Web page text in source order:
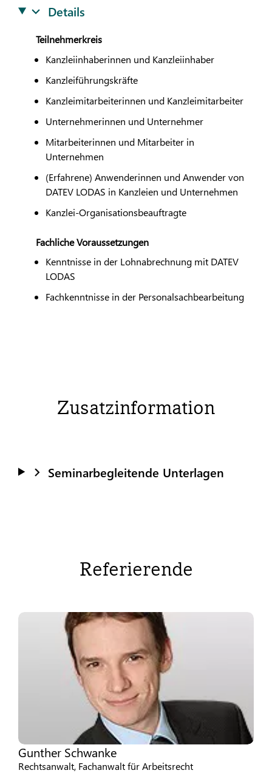
Details
Teilnehmerkreis
Kanzleiinhaberinnen und Kanzleiinhaber
Kanzleiführungskräfte
Kanzleimitarbeiterinnen und Kanzleimitarbeiter
Unternehmerinnen und Unternehmer
Mitarbeiterinnen und Mitarbeiter in
Unternehmen
(Erfahrene) Anwenderinnen und Anwender von
DATEV LODAS in Kanzleien und Unternehmen
Kanzlei-Organisationsbeauftragte
Fachliche Voraussetzungen
Kenntnisse in der Lohnabrechnung mit DATEV
LODAS
Fachkenntnisse in der Personalsachbearbeitung
Zusatzinformation
Seminarbegleitende Unterlagen
Referierende
Gunther Schwanke
Rechtsanwalt, Fachanwalt für Arbeitsrecht